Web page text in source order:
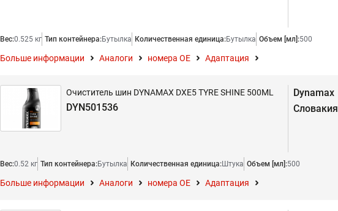
Вес:0.525 кг Тип контейнера:Бутылка Количественная единица:Бутылка Объем [мл]:500
Больше информации Аналоги номера ОЕ Адаптация
Очиститель шин DYNAMAX DXE5 TYRE SHINE 500ML
DYN501536
Dynamax
Словакия
Вес:0.52 кг Тип контейнера:Бутылка Количественная единица:Штука Объем [мл]:500
Больше информации Аналоги номера ОЕ Адаптация